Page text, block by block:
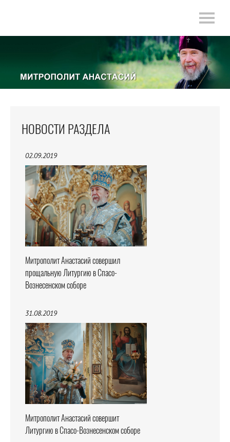
НОВОСТИ РАЗДЕЛА
02.09.2019
Митрополит Анастасий совершил
прощальную Литургию в Спасо-
Вознесенском соборе
31.08.2019
Митрополит Анастасий совершит
Литургию в Спасо-Вознесенском соборе